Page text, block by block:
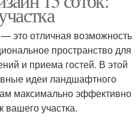
это отличная возможность
пространство для
и приема гостей. В этой
идеи ландшафтного
максимально эффективно
вашего участка.